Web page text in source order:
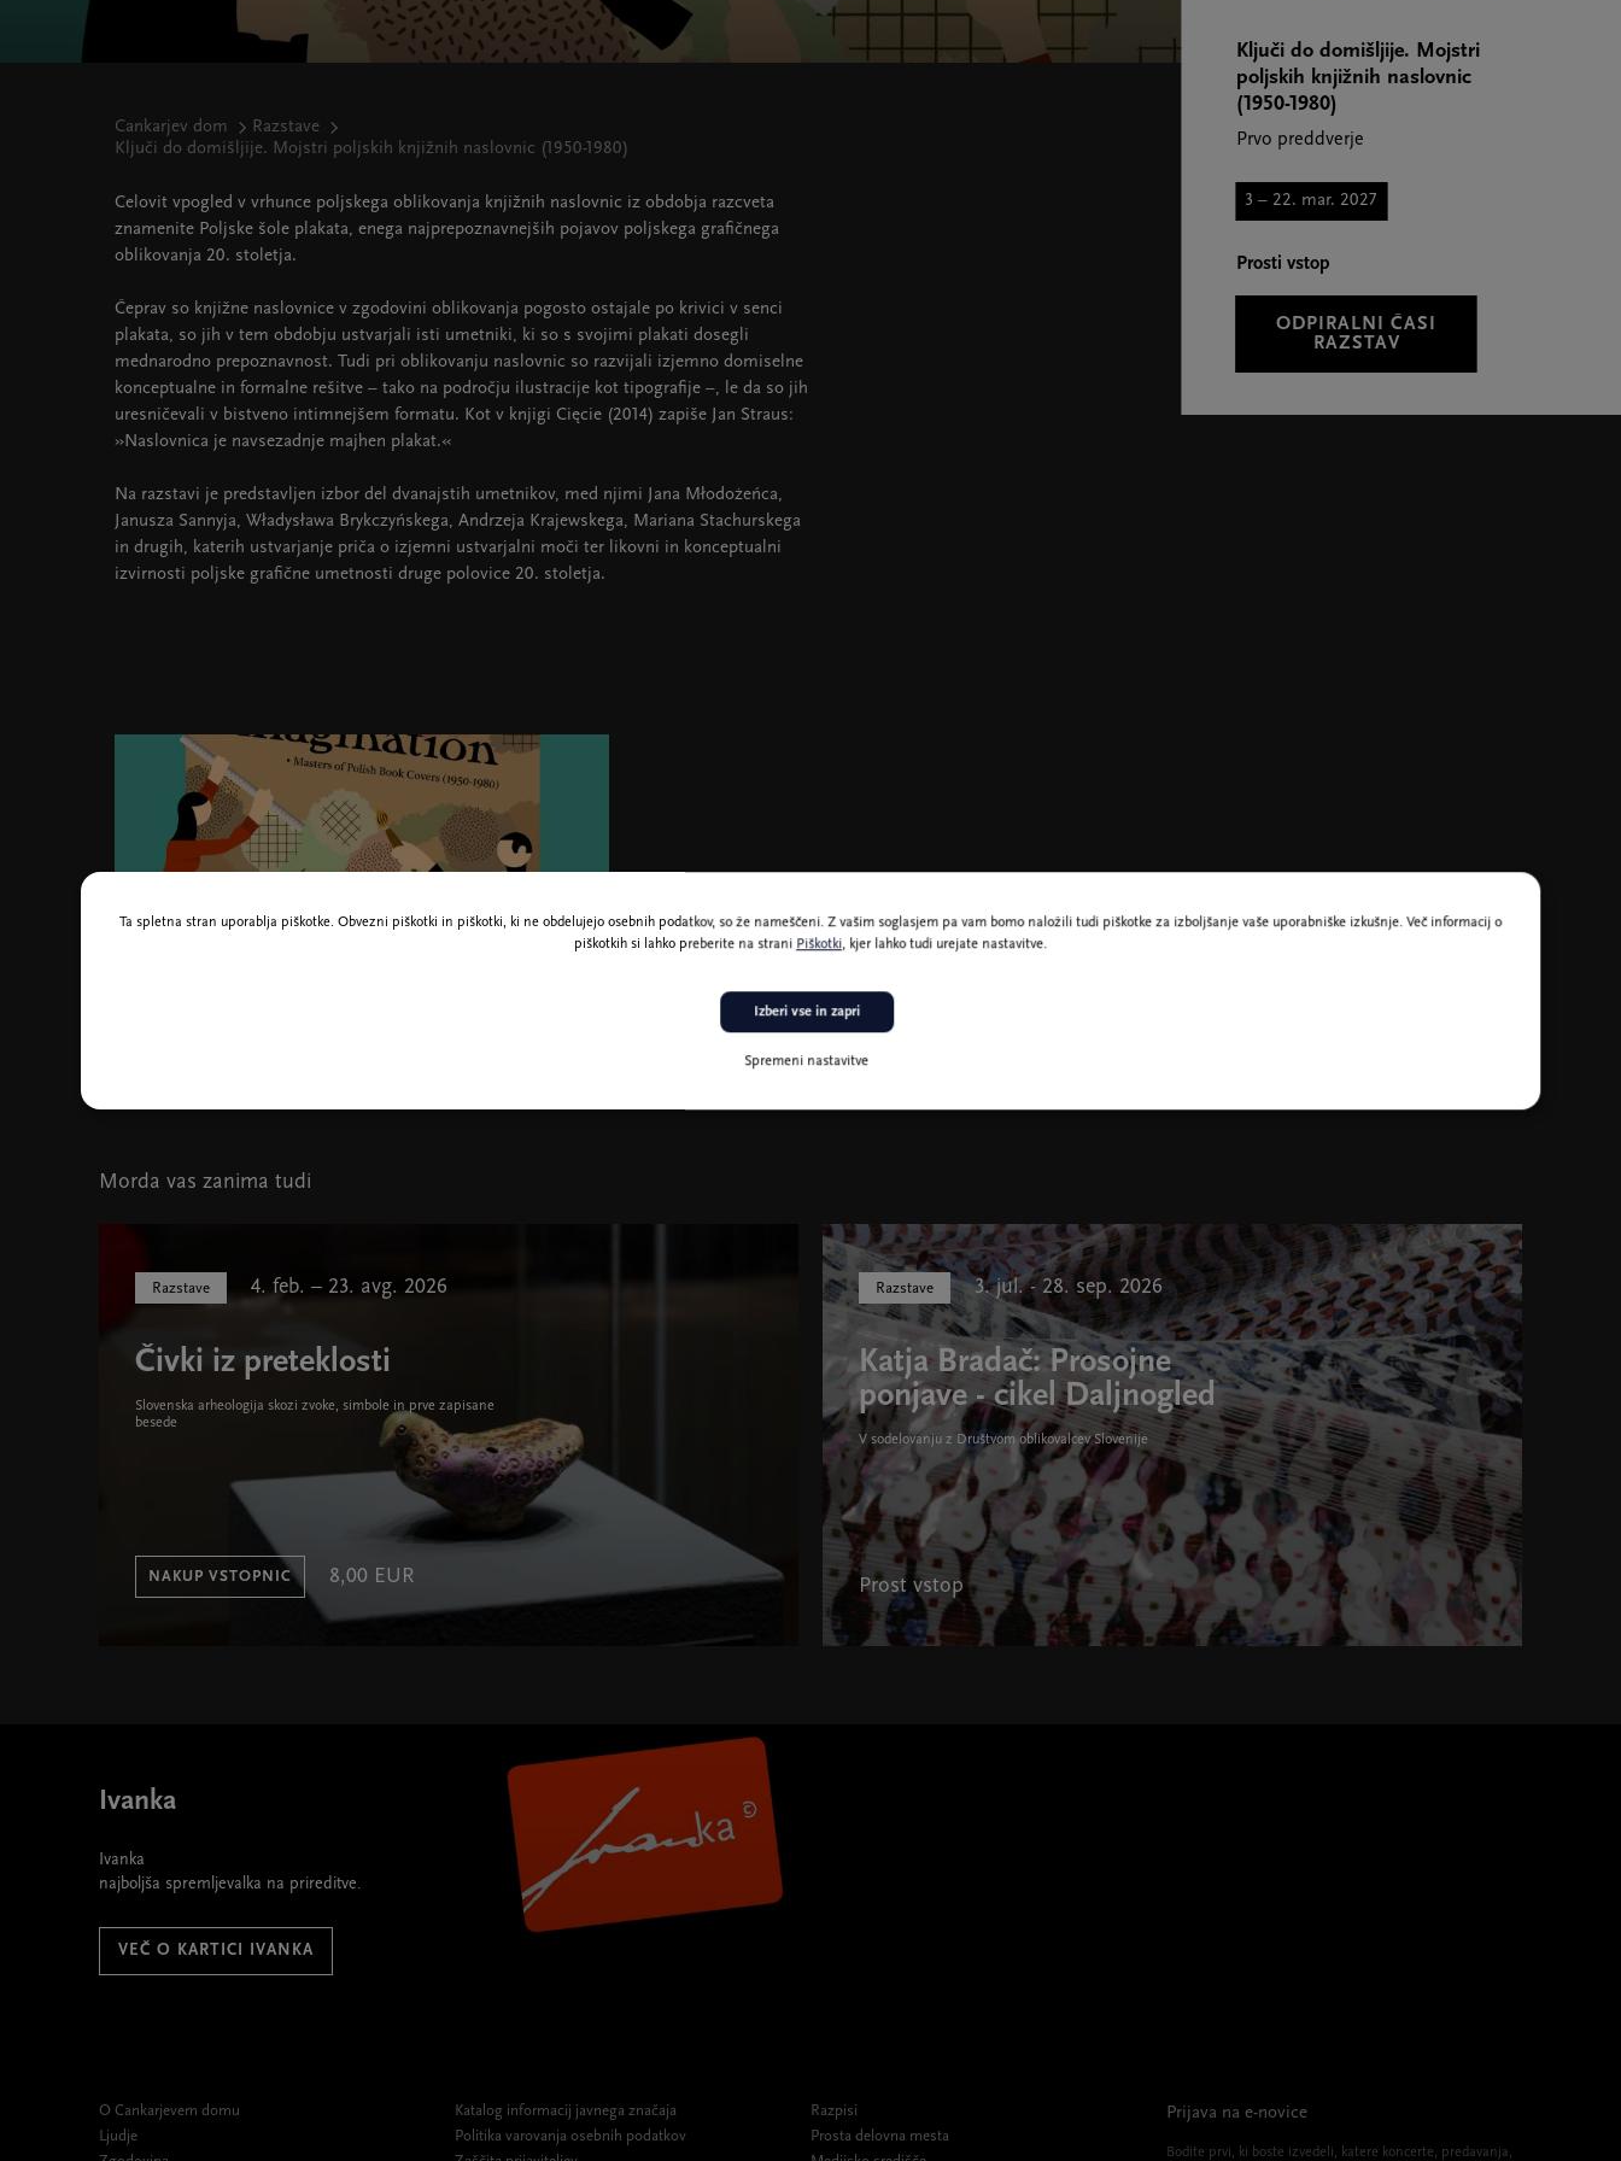
Cankarjev dom
Razstave
Ključi do domišljije. Mojstri poljskih knjižnih naslovnic (1950-1980)
Celovit vpogled v vrhunce poljskega oblikovanja knjižnih naslovnic iz obdobja razcveta
znamenite Poljske šole plakata, enega najprepoznavnejših pojavov poljskega grafičnega
oblikovanja 20. stoletja.
Čeprav so knjižne naslovnice v zgodovini oblikovanja pogosto ostajale po krivici v senci
plakata, so jih v tem obdobju ustvarjali isti umetniki, ki so s svojimi plakati dosegli
mednarodno prepoznavnost. Tudi pri oblikovanju naslovnic so razvijali izjemno domiselne
konceptualne in formalne rešitve – tako na področju ilustracije kot tipografije –, le da so jih
uresničevali v bistveno intimnejšem formatu. Kot v knjigi Cięcie (2014) zapiše Jan Straus:
»Naslovnica je navsezadnje majhen plakat.«
Na razstavi je predstavljen izbor del dvanajstih umetnikov, med njimi Jana Młodożeńca,
Janusza Sannyja, Władysława Brykczyńskega, Andrzeja Krajewskega, Mariana Stachurskega
in drugih, katerih ustvarjanje priča o izjemni ustvarjalni moči ter likovni in konceptualni
izvirnosti poljske grafične umetnosti druge polovice 20. stoletja.
Ključi do domišljije. Mojstri
poljskih knjižnih naslovnic
(1950-1980)
Prvo preddverje
3 – 22. mar. 2027
Prosti vstop
ODPIRALNI ČASI
RAZSTAV
Morda vas zanima tudi
Razstave 4. feb. – 23. avg. 2026
Čivki iz preteklosti
Slovenska arheologija skozi zvoke, simbole in prve zapisane
besede
NAKUP VSTOPNIC 8,00 EUR
Razstave 3. jul. - 28. sep. 2026
Katja Bradač: Prosojne
ponjave - cikel Daljnogled
V sodelovanju z Društvom oblikovalcev Slovenije
Prost vstop
Ivanka
Ivanka
najboljša spremljevalka na prireditve.
VEČ O KARTICI IVANKA
O Cankarjevem domu
Ljudje
Katalog informacij javnega značaja
Politika varovanja osebnih podatkov
Razpisi
Prosta delovna mesta
Prijava na e-novice
Bodite prvi, ki boste izvedeli, katere koncerte, predavanja,
Ta spletna stran uporablja piškotke. Obvezni piškotki in piškotki, ki ne obdelujejo osebnih podatkov, so že nameščeni. Z vašim soglasjem pa vam bomo naložili tudi piškotke za izboljšanje vaše uporabniške izkušnje. Več informacij o
piškotkih si lahko preberite na strani Piškotki, kjer lahko tudi urejate nastavitve.
Spremeni nastavitve
Izberi vse in zapri